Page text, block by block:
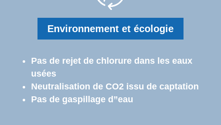
Environnement et écologie
Pas de rejet de chlorure dans les eaux
usées
Neutralisation de CO2 issu de captation
Pas de gaspillage d”eau